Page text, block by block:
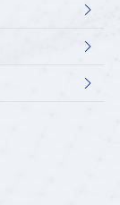


